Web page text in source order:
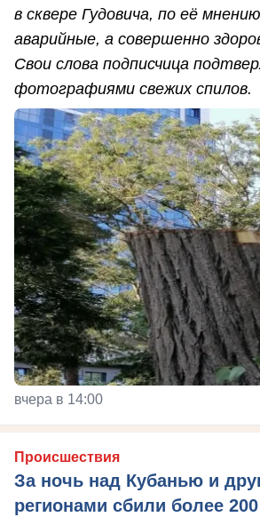
в сквере Гудовича, по её
аварийные, а совершенно
Свои слова подписчица
фотографиями свежих спилов.
вчера в 14:00
Происшествия
За ночь над Кубанью и
регионами сбили более